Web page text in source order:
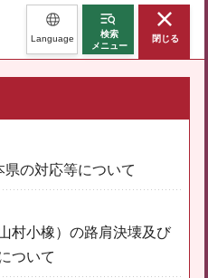
Language
検索
メニュー
閉じる
の対応等について
村小橡）の路肩決壊及び
ついて